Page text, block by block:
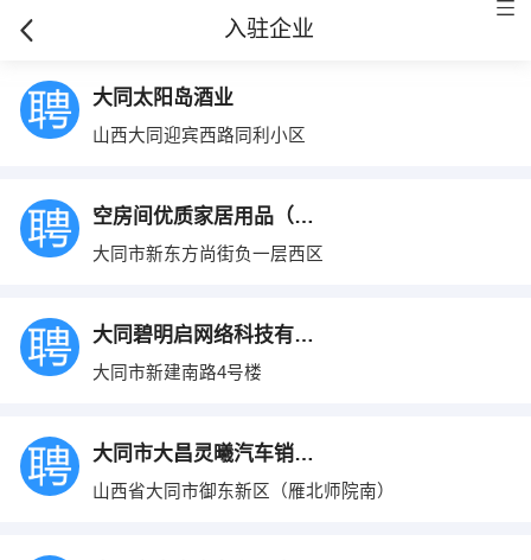
入驻企业
大同太阳岛酒业
山西大同迎宾西路同利小区
空房间优质家居用品（大同店）
大同市新东方尚街负一层西区
大同碧明启网络科技有限公司
大同市新建南路4号楼
大同市大昌灵曦汽车销售有限公司
山西省大同市御东新区（雁北师院南）